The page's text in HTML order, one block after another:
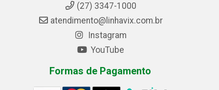
(27) 3347-1000
atendimento@linhavix.com.br
Instagram
YouTube
Formas de Pagamento